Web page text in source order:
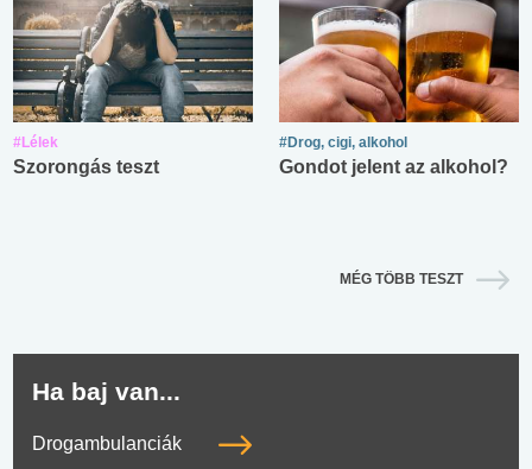
#Lélek
Szorongás teszt
#Drog, cigi, alkohol
Gondot jelent az alkohol?
MÉG TÖBB TESZT
Ha baj van...
Drogambulanciák